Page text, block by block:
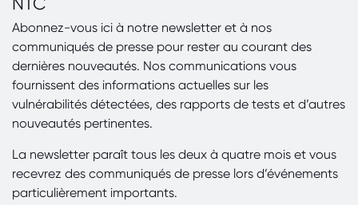
Abonnez-vous ici à notre newsletter et à nos
communiqués de presse pour rester au courant des
dernières nouveautés. Nos communications vous
fournissent des informations actuelles sur les
vulnérabilités détectées, des rapports de tests et d’autres
nouveautés pertinentes.
La newsletter paraît tous les deux à quatre mois et vous
recevrez des communiqués de presse lors d’événements
particulièrement importants.